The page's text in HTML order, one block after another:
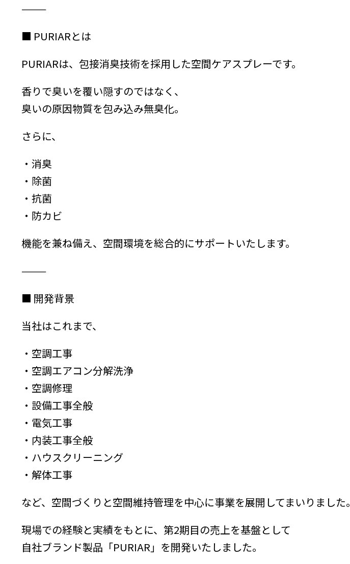
⸻
■ PURIARとは
PURIARは、包接消臭技術を採用した空間ケアスプレーです。
香りで臭いを覆い隠すのではなく、
臭いの原因物質を包み込み無臭化。
さらに、
・消臭
・除菌
・抗菌
・防カビ
機能を兼ね備え、空間環境を総合的にサポートいたします。
⸻
■ 開発背景
当社はこれまで、
・空調工事
・空調エアコン分解洗浄
・空調修理
・設備工事全般
・電気工事
・内装工事全般
・ハウスクリーニング
・解体工事
など、空間づくりと空間維持管理を中心に事業を展開してまいりました。
現場での経験と実績をもとに、第2期目の売上を基盤として
自社ブランド製品「PURIAR」を開発いたしました。